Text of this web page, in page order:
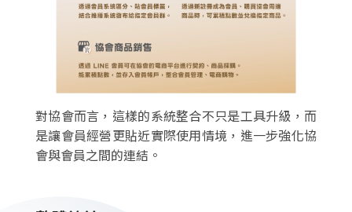
對協會而言，這樣的系統整合不只是工具升級，而
是讓會員經營更貼近實際使用情境，進一步強化協
會與會員之間的連結。